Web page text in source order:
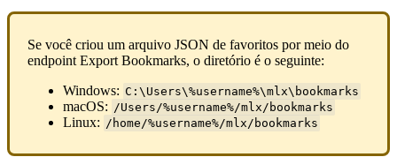
Se você criou um arquivo JSON de favoritos por meio do
endpoint Export Bookmarks, o diretório é o seguinte:
Windows: C:\Users\%username%\mlx\bookmarks
macOS: /Users/%username%/mlx/bookmarks
Linux: /home/%username%/mlx/bookmarks